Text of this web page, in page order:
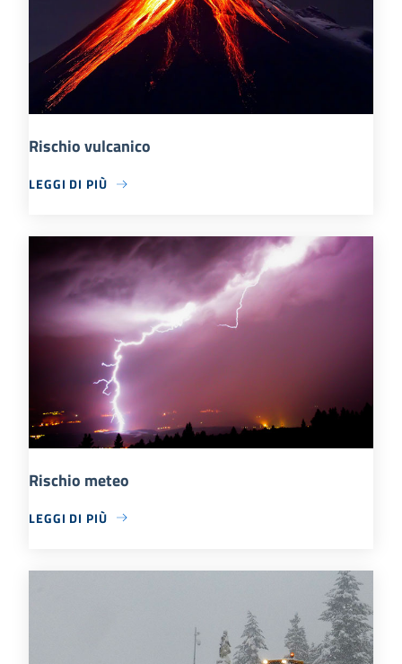
Rischio vulcanico
LEGGI DI PIÙ
Rischio meteo
LEGGI DI PIÙ